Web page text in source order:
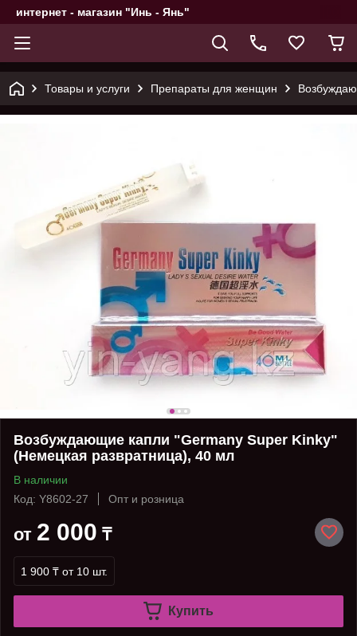
интернет - магазин "Инь - Янь"
Товары и услуги Препараты для женщин
Возбуждающие капли "Germany Super Kinky"
(Немецкая развратница), 40 мл
В наличии
Код: Y8602-27
Опт и розница
от 2 000 ₸
1 900 ₸ от 10 шт.
Купить